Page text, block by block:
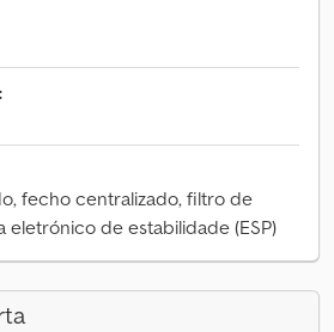
fecho centralizado, filtro de
eletrónico de estabilidade (ESP)